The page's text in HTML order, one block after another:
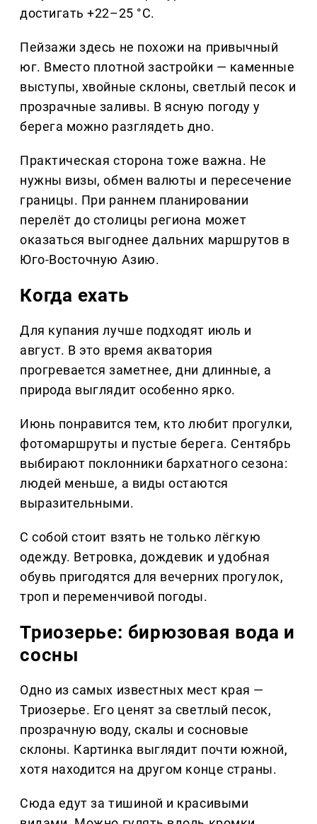
достигать +22–25 °C.
Пейзажи здесь не похожи на привычный
юг. Вместо плотной застройки — каменные
выступы, хвойные склоны, светлый песок и
прозрачные заливы. В ясную погоду у
берега можно разглядеть дно.
Практическая сторона тоже важна. Не
нужны визы, обмен валюты и пересечение
границы. При раннем планировании
перелёт до столицы региона может
оказаться выгоднее дальних маршрутов в
Юго-Восточную Азию.
Когда ехать
Для купания лучше подходят июль и
август. В это время акватория
прогревается заметнее, дни длинные, а
природа выглядит особенно ярко.
Июнь понравится тем, кто любит прогулки,
фотомаршруты и пустые берега. Сентябрь
выбирают поклонники бархатного сезона:
людей меньше, а виды остаются
выразительными.
С собой стоит взять не только лёгкую
одежду. Ветровка, дождевик и удобная
обувь пригодятся для вечерних прогулок,
троп и переменчивой погоды.
Триозерье: бирюзовая вода и
сосны
Одно из самых известных мест края —
Триозерье. Его ценят за светлый песок,
прозрачную воду, скалы и сосновые
склоны. Картинка выглядит почти южной,
хотя находится на другом конце страны.
Сюда едут за тишиной и красивыми